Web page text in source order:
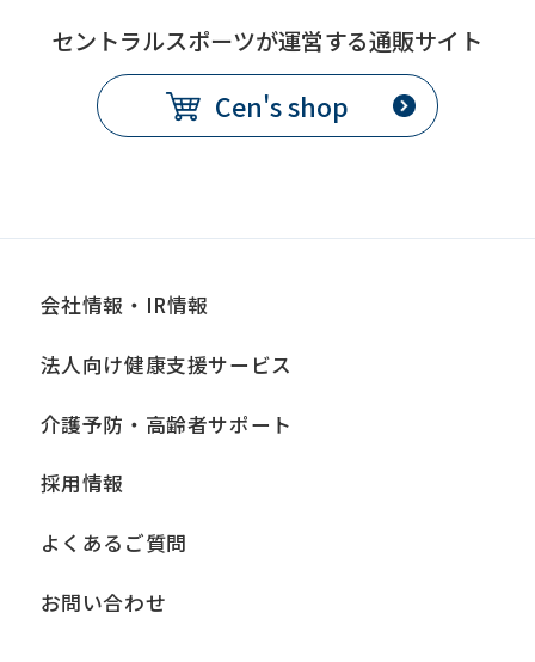
セントラルスポーツが運営する通販サイト
Cen's shop
会社情報・IR情報
法人向け健康支援サービス
介護予防・高齢者サポート
採用情報
よくあるご質問
お問い合わせ